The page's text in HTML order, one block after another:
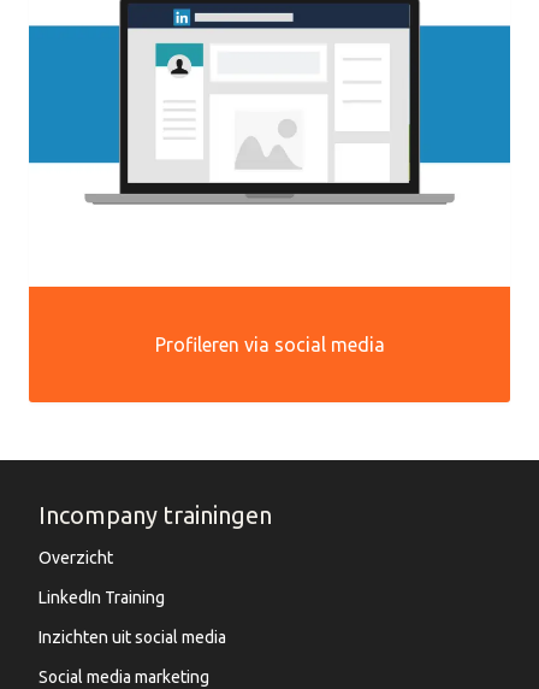
Profileren via social media
Incompany trainingen
Overzicht
LinkedIn Training
Inzichten uit social media
Social media marketing